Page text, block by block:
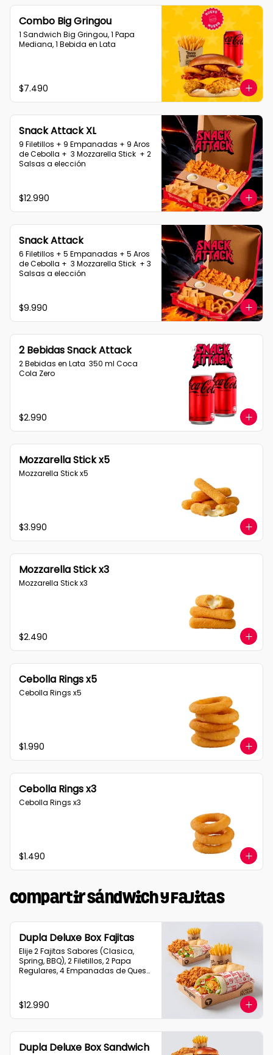
Combo Big Gringou
1 Sandwich Big Gringou, 1 Papa
Mediana, 1 Bebida en Lata
$7.490
Snack Attack XL
9 Filetillos + 9 Empanadas + 9 Aros
de Cebolla +  3 Mozzarella Stick  + 2
Salsas a elección
$12.990
Snack Attack
6 Filetillos + 5 Empanadas + 5 Aros
de Cebolla +  3 Mozzarella Stick  + 3
Salsas a elección
$9.990
2 Bebidas Snack Attack
2 Bebidas en Lata  350 ml Coca
Cola Zero
$2.990
Mozzarella Stick x5
Mozzarella Stick x5
$3.990
Mozzarella Stick x3
Mozzarella Stick x3
$2.490
Cebolla Rings x5
Cebolla Rings x5
$1.990
Cebolla Rings x3
Cebolla Rings x3
$1.490
Compartir Sándwich y Fajitas
Dupla Deluxe Box Fajitas
Elije 2 Fajitas Sabores (Clasica,
Spring, BBQ), 2 Filetillos, 2 Papa
Regulares, 4 Empanadas de Queso
$12.990
Dupla Deluxe Box Sandwich